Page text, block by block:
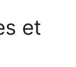
et